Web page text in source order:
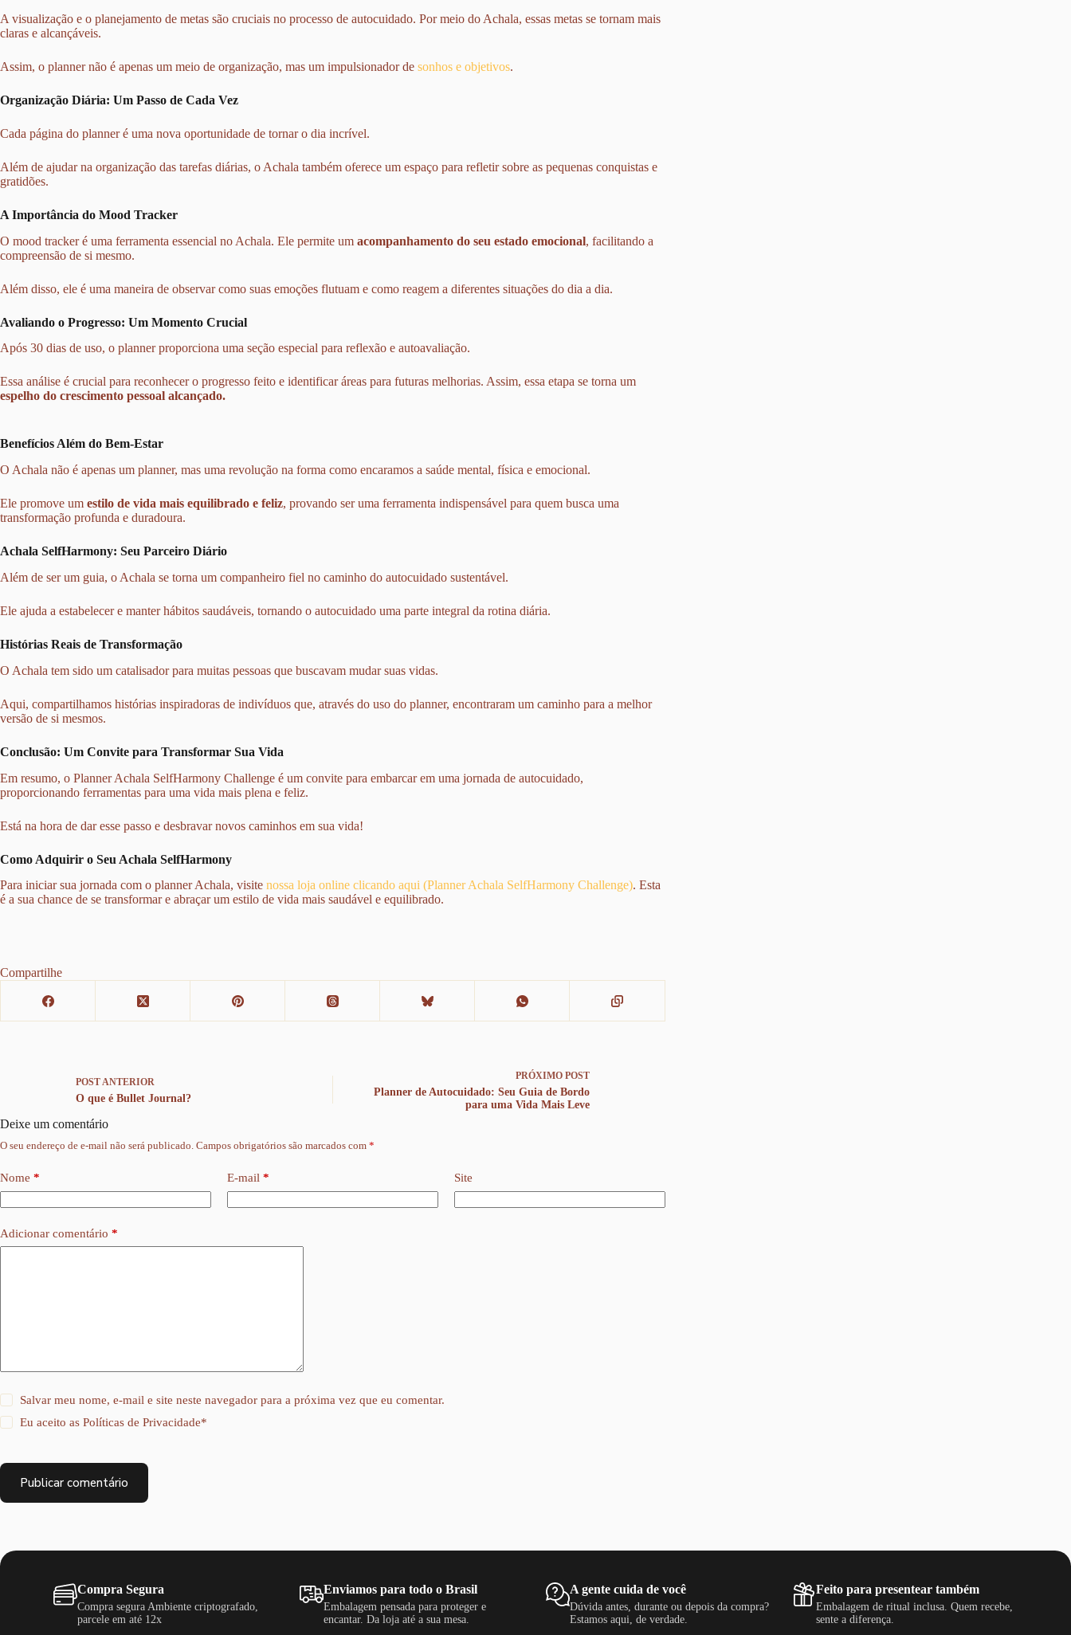
A visualização e o planejamento de metas são cruciais no processo de autocuidado. Por meio do Achala, essas metas se tornam mais
claras e alcançáveis.
Assim, o planner não é apenas um meio de organização, mas um impulsionador de sonhos e objetivos.
Organização Diária: Um Passo de Cada Vez
Cada página do planner é uma nova oportunidade de tornar o dia incrível.
Além de ajudar na organização das tarefas diárias, o Achala também oferece um espaço para refletir sobre as pequenas conquistas e
gratidões.
A Importância do Mood Tracker
O mood tracker é uma ferramenta essencial no Achala. Ele permite um acompanhamento do seu estado emocional, facilitando a
compreensão de si mesmo.
Além disso, ele é uma maneira de observar como suas emoções flutuam e como reagem a diferentes situações do dia a dia.
Avaliando o Progresso: Um Momento Crucial
Após 30 dias de uso, o planner proporciona uma seção especial para reflexão e autoavaliação.
Essa análise é crucial para reconhecer o progresso feito e identificar áreas para futuras melhorias. Assim, essa etapa se torna um
espelho do crescimento pessoal alcançado.
Benefícios Além do Bem-Estar
O Achala não é apenas um planner, mas uma revolução na forma como encaramos a saúde mental, física e emocional.
Ele promove um estilo de vida mais equilibrado e feliz, provando ser uma ferramenta indispensável para quem busca uma
transformação profunda e duradoura.
Achala SelfHarmony: Seu Parceiro Diário
Além de ser um guia, o Achala se torna um companheiro fiel no caminho do autocuidado sustentável.
Ele ajuda a estabelecer e manter hábitos saudáveis, tornando o autocuidado uma parte integral da rotina diária.
Histórias Reais de Transformação
O Achala tem sido um catalisador para muitas pessoas que buscavam mudar suas vidas.
Aqui, compartilhamos histórias inspiradoras de indivíduos que, através do uso do planner, encontraram um caminho para a melhor
versão de si mesmos.
Conclusão: Um Convite para Transformar Sua Vida
Em resumo, o Planner Achala SelfHarmony Challenge é um convite para embarcar em uma jornada de autocuidado,
proporcionando ferramentas para uma vida mais plena e feliz.
Está na hora de dar esse passo e desbravar novos caminhos em sua vida!
Como Adquirir o Seu Achala SelfHarmony
Para iniciar sua jornada com o planner Achala, visite nossa loja online clicando aqui (Planner Achala SelfHarmony Challenge). Esta
é a sua chance de se transformar e abraçar um estilo de vida mais saudável e equilibrado.
Compartilhe
POST ANTERIOR
O que é Bullet Journal?
PRÓXIMO POST
Planner de Autocuidado: Seu Guia de Bordo
para uma Vida Mais Leve
Deixe um comentário
O seu endereço de e-mail não será publicado. Campos obrigatórios são marcados com *
Nome * E-mail * Site
Adicionar comentário *
Salvar meu nome, e-mail e site neste navegador para a próxima vez que eu comentar.
Eu aceito asPolíticas de Privacidade*
Publicar comentário
Compra Segura
Compra segura Ambiente criptografado,
parcele em até 12x
Enviamos para todo o Brasil
Embalagem pensada para proteger e
encantar. Da loja até a sua mesa.
A gente cuida de você
Dúvida antes, durante ou depois da compra?
Estamos aqui, de verdade.
Feito para presentear também
Embalagem de ritual inclusa. Quem recebe,
sente a diferença.